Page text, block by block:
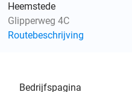
Heemstede
Glipperweg 4C
Routebeschrijving
Bedrijfspagina